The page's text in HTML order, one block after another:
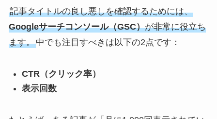
記事タイトルの良し悪しを確認するためには、
Googleサーチコンソール（GSC）が非常に役立ち
ます。中でも注目すべきは以下の2点です：
CTR（クリック率）
表示回数